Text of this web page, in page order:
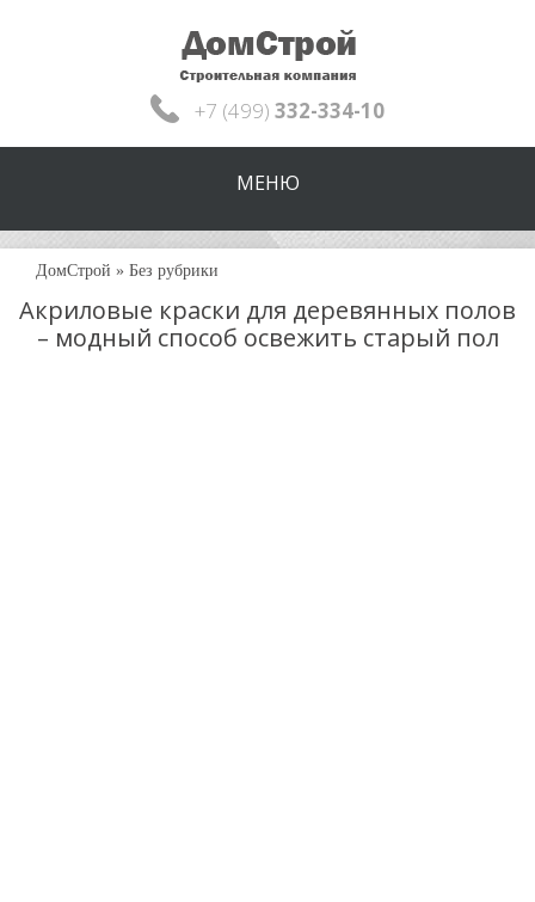
+7 (499) 332-334-10
МЕНЮ
ДомСтрой » Без рубрики
Акриловые краски для деревянных полов
– модный способ освежить старый пол